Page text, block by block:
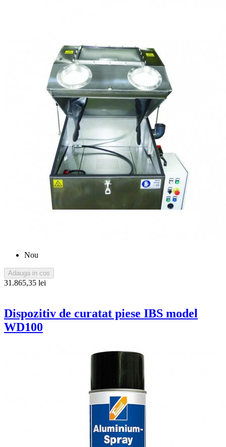
Nou
Adauga in cos
31.865,35 lei
Dispozitiv de curatat piese IBS model
WD100